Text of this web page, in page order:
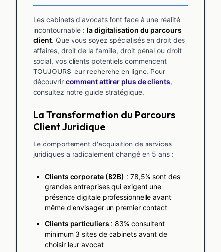
Les cabinets d'avocats font face à une réalité
incontournable : la digitalisation du parcours
client. Que vous soyez spécialisés en droit des
affaires, droit de la famille, droit pénal ou droit
social, vos clients potentiels commencent
TOUJOURS leur recherche en ligne. Pour
découvrir comment attirer plus de clients,
consultez notre guide stratégique.
La Transformation du Parcours
Client Juridique
Le comportement d'acquisition de services
juridiques a radicalement changé en 5 ans :
Clients corporate (B2B) : 78,5% sont des
grandes entreprises qui exigent une
présence digitale professionnelle avant
même d'envisager un premier contact
Clients particuliers : 83% consultent
minimum 3 sites de cabinets avant de
choisir leur avocat